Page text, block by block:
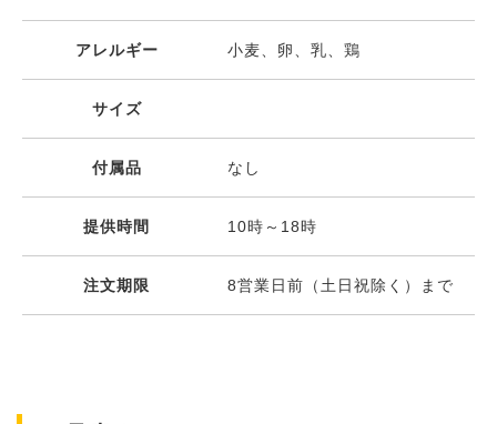
アレルギー 小麦、卵、乳、鶏
サイズ
付属品 なし
提供時間 10時～18時
注文期限 8営業日前（土日祝除く）まで